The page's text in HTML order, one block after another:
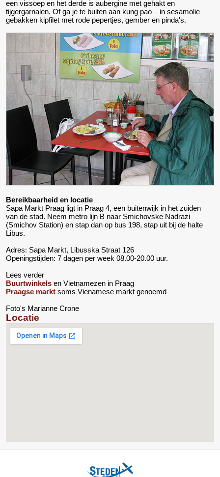
een vissoep en het derde is aubergine met gehakt en
tijgergarnalen. Of ga je te buiten aan kung pao – in sesamolie
gebakken kipfilet met rode pepertjes, gember en pinda's.
Bereikbaarheid en locatie
Sapa Markt Praag ligt in Praag 4, een buitenwijk in het zuiden
van de stad. Neem metro lijn B naar Smichovske Nadrazi
(Smichov Station) en stap dan op bus 198, stap uit bij de halte
Libus.
Adres: Sapa Markt, Libusska Straat 126
Openingstijden: 7 dagen per week 08.00-20.00 uur.
Lees verder
Buurtwinkels en Vietnamezen in Praag
Praagse markt soms Vienamese markt genoemd
Foto's Marianne Crone
Locatie